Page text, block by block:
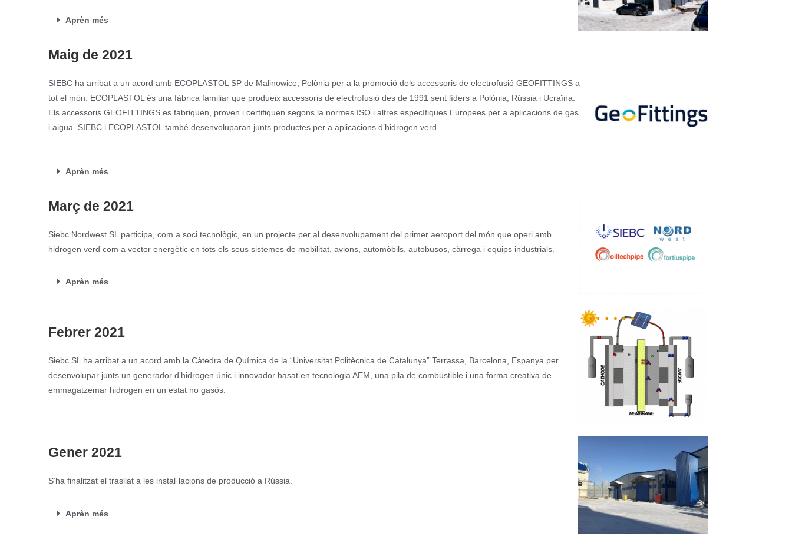
Aprèn més
Maig de 2021
SIEBC ha arribat a un acord amb ECOPLASTOL SP de Malinowice, Polònia per a la promoció dels accessoris de electrofusió GEOFITTINGS a
tot el món. ECOPLASTOL és una fàbrica familiar que produeix accessoris de electrofusió des de 1991 sent líders a Polònia, Rússia i Ucraïna.
Els accessoris GEOFITTINGS es fabriquen, proven i certifiquen segons la normes ISO i altres específiques Europees per a aplicacions de gas
i aigua. SIEBC i ECOPLASTOL també desenvoluparan junts productes per a aplicacions d’hidrogen verd.
Aprèn més
Març de 2021
Siebc Nordwest SL participa, com a soci tecnològic, en un projecte per al desenvolupament del primer aeroport del món que operi amb
hidrogen verd com a vector energètic en tots els seus sistemes de mobilitat, avions, automòbils, autobusos, càrrega i equips industrials.
Aprèn més
Febrer 2021
Siebc SL ha arribat a un acord amb la Càtedra de Química de la “Universitat Politècnica de Catalunya” Terrassa, Barcelona, Espanya per
desenvolupar junts un generador d’hidrogen únic i innovador basat en tecnologia AEM, una pila de combustible i una forma creativa de
emmagatzemar hidrogen en un estat no gasós.
Gener 2021
S’ha finalitzat el trasllat a les instal·lacions de producció a Rússia.
Aprèn més